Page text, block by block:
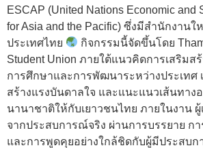
ESCAP (United Nations Economic and
for Asia and the Pacific) ซึ่งมีสำนักงาน
ประเทศไทย
กิจกรรมนี้จัดขึ้นโดย
Student Union ภายใต้แนวคิดการเสริมส
การศึกษาและการพัฒนาระหว่างประเทศ
สร้างแรงบันดาลใจ และแนะแนวเส้นทาง
นานาชาติให้กับเยาวชนไทย ภายในงาน ผู้
จากประสบการณ์จริง ผ่านการบรรยาย ก
และการพูดคุยอย่างใกล้ชิดกับผู้มีประสบ